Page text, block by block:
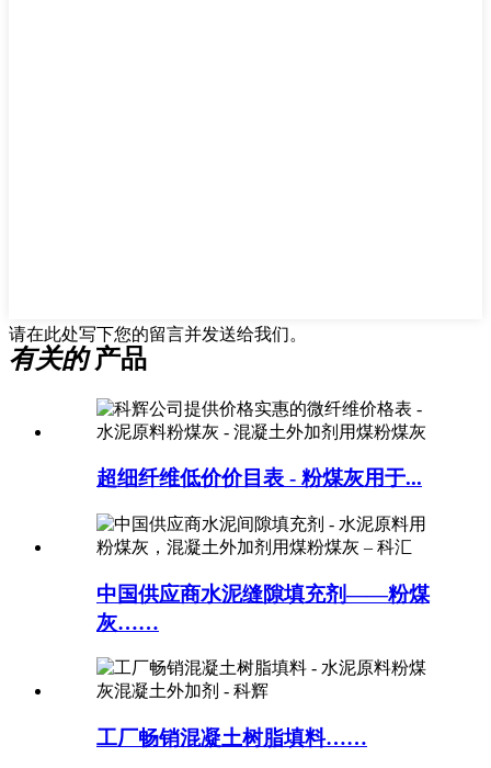
请在此处写下您的留言并发送给我们。
有关的产品
超细纤维低价价目表 - 粉煤灰用于...
中国供应商水泥缝隙填充剂——粉煤
灰……
工厂畅销混凝土树脂填料……